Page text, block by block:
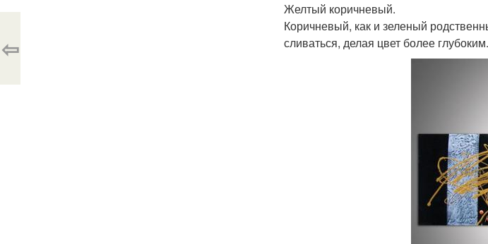
Желтый коричневый.
Коричневый, как и зеленый
сливаться, делая цвет более глубоким.
⇦